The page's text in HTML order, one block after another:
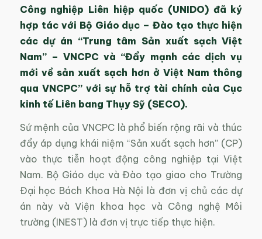
Công nghiệp Liên hiệp quốc (UNIDO) đã ký
hợp tác với Bộ Giáo dục – Đào tạo thực hiện
các dự án “Trung tâm Sản xuất sạch Việt
Nam” – VNCPC và “Đẩy mạnh các dịch vụ
mới về sản xuất sạch hơn ở Việt Nam thông
qua VNCPC” với sự hỗ trợ tài chính của Cục
kinh tế Liên bang Thụy Sỹ (SECO).
Sứ mệnh của VNCPC là phổ biến rộng rãi và thúc
đẩy áp dụng khái niệm “Sản xuất sạch hơn” (CP)
vào thực tiễn hoạt động công nghiệp tại Việt
Nam. Bộ Giáo dục và Đào tạo giao cho Trường
Đại học Bách Khoa Hà Nội là đơn vị chủ các dự
án này và Viện khoa học và Công nghệ Môi
trường (INEST) là đơn vị trực tiếp thực hiện.